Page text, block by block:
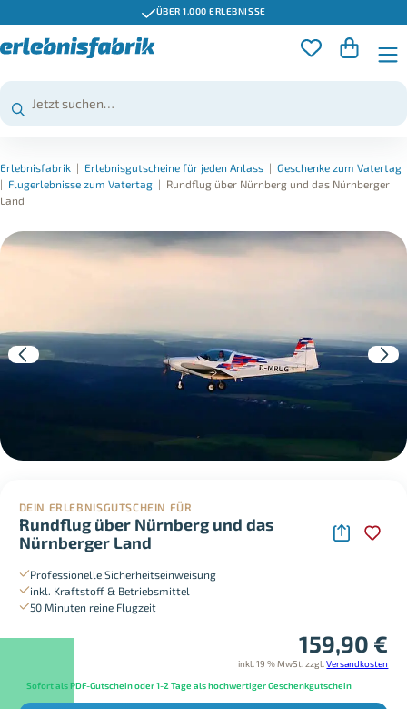
ÜBER 1.000 ERLEBNISSE
Erlebnisfabrik | Erlebnisgutscheine für jeden Anlass | Geschenke zum Vatertag
| Flugerlebnisse zum Vatertag | Rundflug über Nürnberg und das Nürnberger
Land
DEIN ERLEBNISGUTSCHEIN FÜR
Rundflug über Nürnberg und das
Nürnberger Land
Professionelle Sicherheitseinweisung
inkl. Kraftstoff & Betriebsmittel
50 Minuten reine Flugzeit
159,90 €
inkl. 19 % MwSt. zzgl.Versandkosten
Sofort als PDF-Gutschein oder 1-2 Tage als hochwertiger Geschenkgutschein